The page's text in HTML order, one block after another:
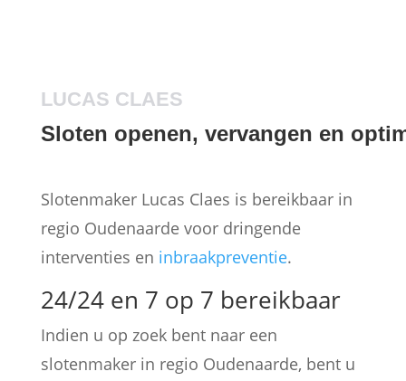
LUCAS CLAES
Sloten openen, vervangen en
Slotenmaker Lucas Claes is bereikbaar in
regio Oudenaarde voor dringende
interventies en inbraakpreventie.
24/24 en 7 op 7 bereikbaar
Indien u op zoek bent naar een
slotenmaker in regio Oudenaarde, bent u